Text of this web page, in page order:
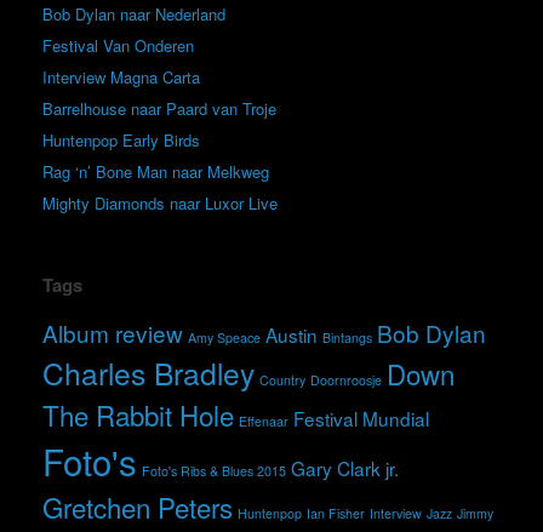
Bob Dylan naar Nederland
Festival Van Onderen
Interview Magna Carta
Barrelhouse naar Paard van Troje
Huntenpop Early Birds
Rag ‘n’ Bone Man naar Melkweg
Mighty Diamonds naar Luxor Live
Tags
Album review Amy Speace Austin Bintangs Bob Dylan
Charles Bradley Country Doornroosje Down
The Rabbit Hole Effenaar Festival Mundial
Foto's Foto's Ribs & Blues 2015 Gary Clark jr.
Gretchen Peters Huntenpop Ian Fisher Interview Jazz Jimmy